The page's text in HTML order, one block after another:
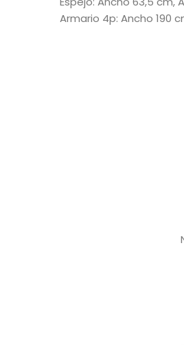
Armario 4p: Ancho 190